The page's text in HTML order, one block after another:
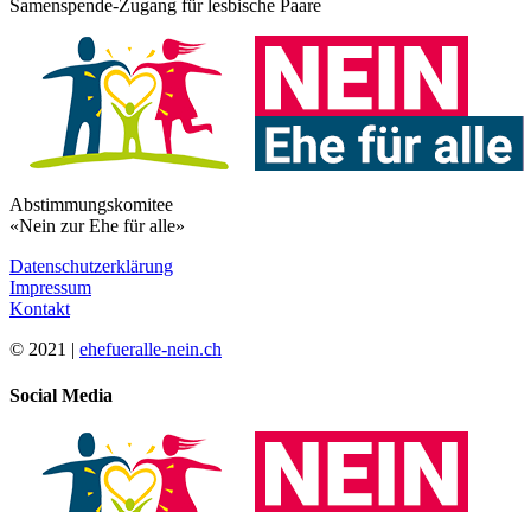
Samenspende-Zugang für lesbische Paare
Abstimmungskomitee
«Nein zur Ehe für alle»
Datenschutzerklärung
Impressum
Kontakt
© 2021 | ehefueralle-nein.ch
Social Media